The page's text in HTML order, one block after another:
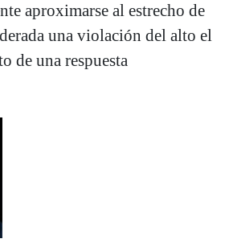
aproximarse al estrecho de
una violación del alto el
de una respuesta